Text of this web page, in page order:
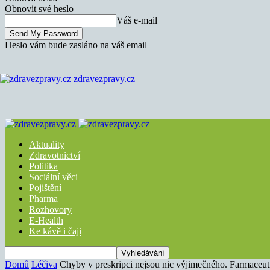
Obnovit své heslo
Váš e-mail
Heslo vám bude zasláno na váš email
zdravezpravy.cz
Aktuality
Zdravotnictví
Politika
Sociální věci
Pojištění
Pharma
Rozhovory
E-Health
Ke kávě i čaji
Domů Léčiva Chyby v preskripci nejsou nic výjimečného.